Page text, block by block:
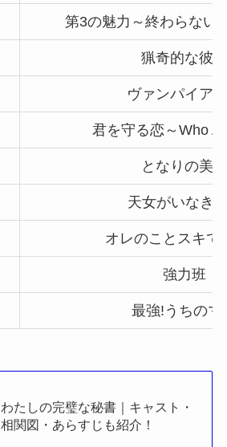
第3の魅力～終わらない
猟奇的な彼女
ヴァンパイア
君を守る恋～Who
となりの美男
天女がいなき
オレのことスキで
強力班
最強!うちのマ
わたしの完璧な秘書｜キャスト・
相関図・あらすじも紹介！